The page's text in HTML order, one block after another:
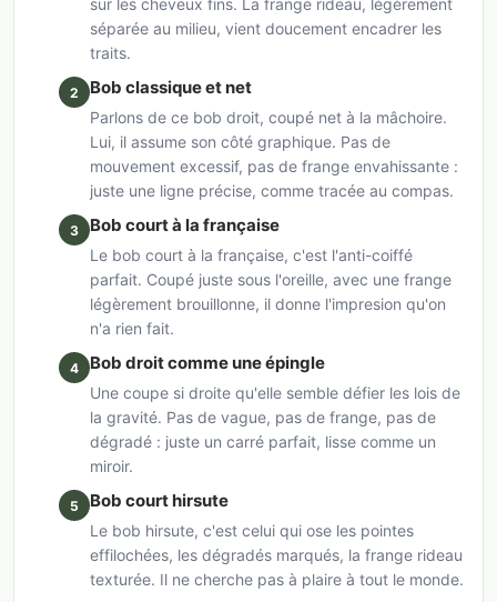
sur les cheveux fins. La frange rideau, légèrement
séparée au milieu, vient doucement encadrer les
traits.
2 Bob classique et net
Parlons de ce bob droit, coupé net à la mâchoire.
Lui, il assume son côté graphique. Pas de
mouvement excessif, pas de frange envahissante :
juste une ligne précise, comme tracée au compas.
3 Bob court à la française
Le bob court à la française, c'est l'anti-coiffé
parfait. Coupé juste sous l'oreille, avec une frange
légèrement brouillonne, il donne l'impresion qu'on
n'a rien fait.
4 Bob droit comme une épingle
Une coupe si droite qu'elle semble défier les lois de
la gravité. Pas de vague, pas de frange, pas de
dégradé : juste un carré parfait, lisse comme un
miroir.
5 Bob court hirsute
Le bob hirsute, c'est celui qui ose les pointes
effilochées, les dégradés marqués, la frange rideau
texturée. Il ne cherche pas à plaire à tout le monde.